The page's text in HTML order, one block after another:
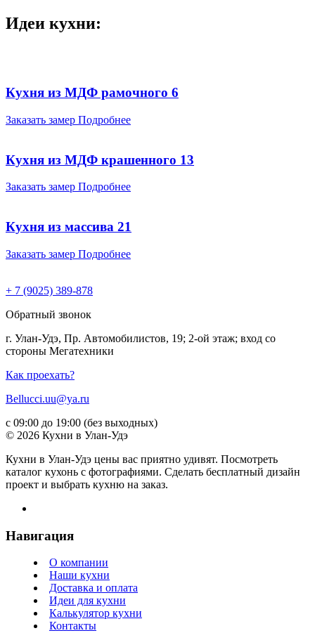
Идеи кухни:
Кухня из МДФ рамочного 6
Заказать замер Подробнее
Кухня из МДФ крашенного 13
Заказать замер Подробнее
Кухня из массива 21
Заказать замер Подробнее
+ 7 (9025) 389-878
Обратный звонок
г. Улан-Удэ, Пр. Автомобилистов, 19; 2-ой этаж; вход со
стороны Мегатехники
Как проехать?
Bellucci.uu@ya.ru
с 09:00 до 19:00 (без выходных)
© 2026 Кухни в Улан-Удэ
Кухни в Улан-Удэ цены вас приятно удивят. Посмотреть
каталог кухонь с фотографиями. Сделать бесплатный дизайн
проект и выбрать кухню на заказ.
Навигация
О компании
Наши кухни
Доставка и оплата
Идеи для кухни
Калькулятор кухни
Контакты